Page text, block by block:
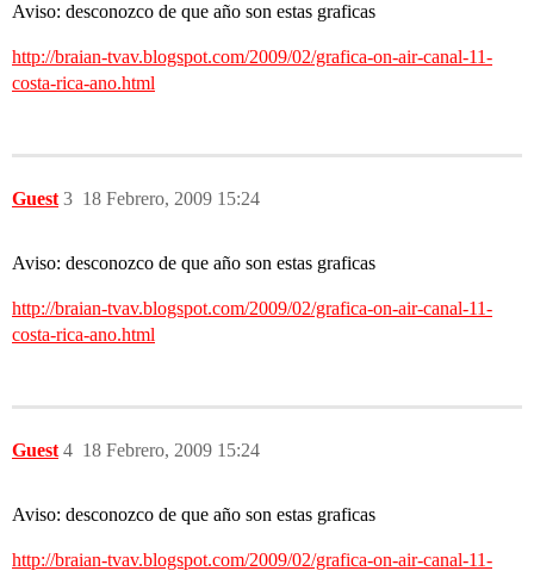
Aviso: desconozco de que año son estas graficas
http://braian-tvav.blogspot.com/2009/02/grafica-on-air-canal-11-
costa-rica-ano.html
Guest 18 Febrero, 2009 15:24
3
Aviso: desconozco de que año son estas graficas
http://braian-tvav.blogspot.com/2009/02/grafica-on-air-canal-11-
costa-rica-ano.html
Guest 18 Febrero, 2009 15:24
4
Aviso: desconozco de que año son estas graficas
http://braian-tvav.blogspot.com/2009/02/grafica-on-air-canal-11-